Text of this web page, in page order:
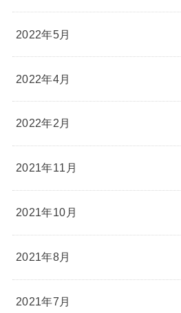
2022年5月
2022年4月
2022年2月
2021年11月
2021年10月
2021年8月
2021年7月